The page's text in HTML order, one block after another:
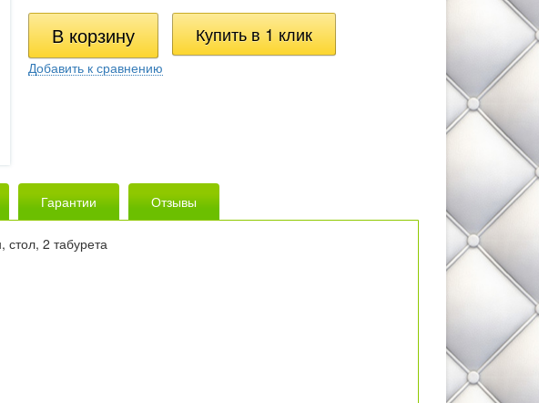
Добавить к сравнению
Гарантии Отзывы
стол, 2 табурета